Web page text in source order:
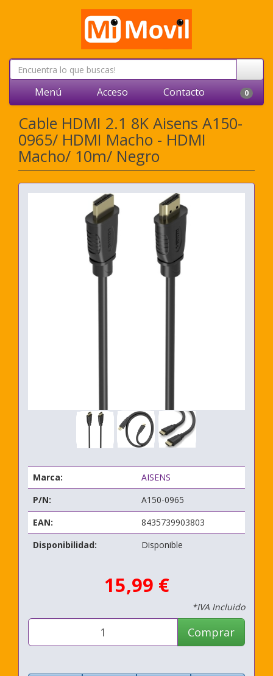
Menú Acceso Contacto 0
Cable HDMI 2.1 8K Aisens A150-
0965/ HDMI Macho - HDMI
Macho/ 10m/ Negro
Marca:
AISENS
P/N:
A150-0965
EAN:
8435739903803
Disponibilidad:
Disponible
15,99 €
*IVA Incluido
Comprar